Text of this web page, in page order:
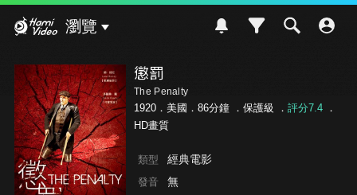
瀏覽
懲罰
The Penalty
1920．美國．86分鐘 ． 保護級 ． 評分7.4．
HD畫質
類型 經典電影
發音 無